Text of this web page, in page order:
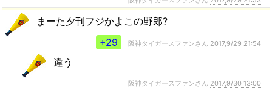
まーた夕刊フジかよこの野郎?
+29
阪神タイガースファンさん 2017,9/29 21:54
違う
阪神タイガースファンさん 2017,9/30 13:00